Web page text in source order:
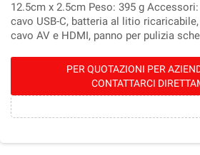
12.5cm x 2.5cm Peso: 395 g
cavo USB-C, batteria al litio
cavo AV e HDMI, panno per pulizia
PER QUOTAZIONI PER
CONTATTARCI